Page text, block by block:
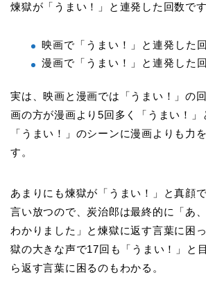
煉獄が「うまい！」と連発した回数です
映画で「うまい！」と連発した
漫画で「うまい！」と連発した
実は、映画と漫画では「うまい！」の
画の方が漫画より5回多く「うまい！」
「うまい！」のシーンに漫画よりも力
す。
あまりにも煉獄が「うまい！」と真顔
言い放つので、炭治郎は最終的に「あ
わかりました」と煉獄に返す言葉に困
獄の大きな声で17回も「うまい！」と
ら返す言葉に困るのもわかる。